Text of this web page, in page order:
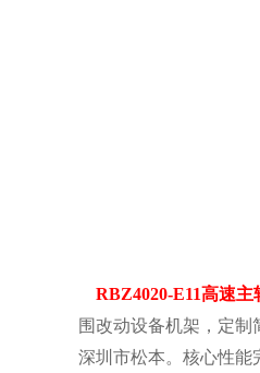
RBZ4020-E11高速主
围改动设备机架，定
深圳市松本。核心性能